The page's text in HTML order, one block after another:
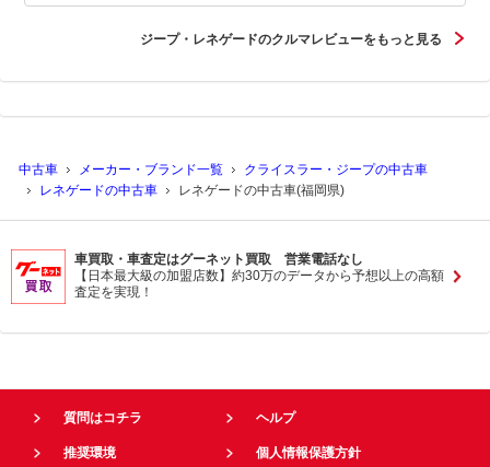
ジープ・レネゲードのクルマレビューをもっと見る
中古車 メーカー・ブランド一覧
クライスラー・ジープの中古車
レネゲードの中古車
レネゲードの中古車(福岡県)
車買取・車査定はグーネット買取 営業電話なし
【日本最大級の加盟店数】約30万のデータから予想以上の高額
査定を実現！
質問はコチラ ヘルプ
推奨環境 個人情報保護方針